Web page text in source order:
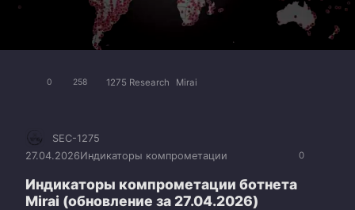
0 258 1275 Research Mirai
0
SEC-1275
27.04.2026Индикаторы компрометации
Индикаторы компрометации ботнета
Mirai (обновление за 27.04.2026)